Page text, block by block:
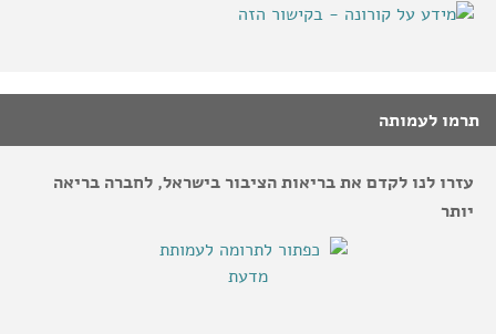
תרמו לעמותה
עזרו לנו לקדם את בריאות הציבור בישראל, לחברה בריאה
יותר